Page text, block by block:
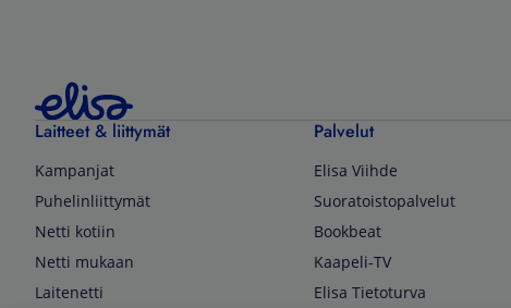
Laitteet & liittymät
Kampanjat
Puhelinliittymät
Netti kotiin
Netti mukaan
Laitenetti
Palvelut
Elisa Viihde
Suoratoistopalvelut
Bookbeat
Kaapeli-TV
Elisa Tietoturva